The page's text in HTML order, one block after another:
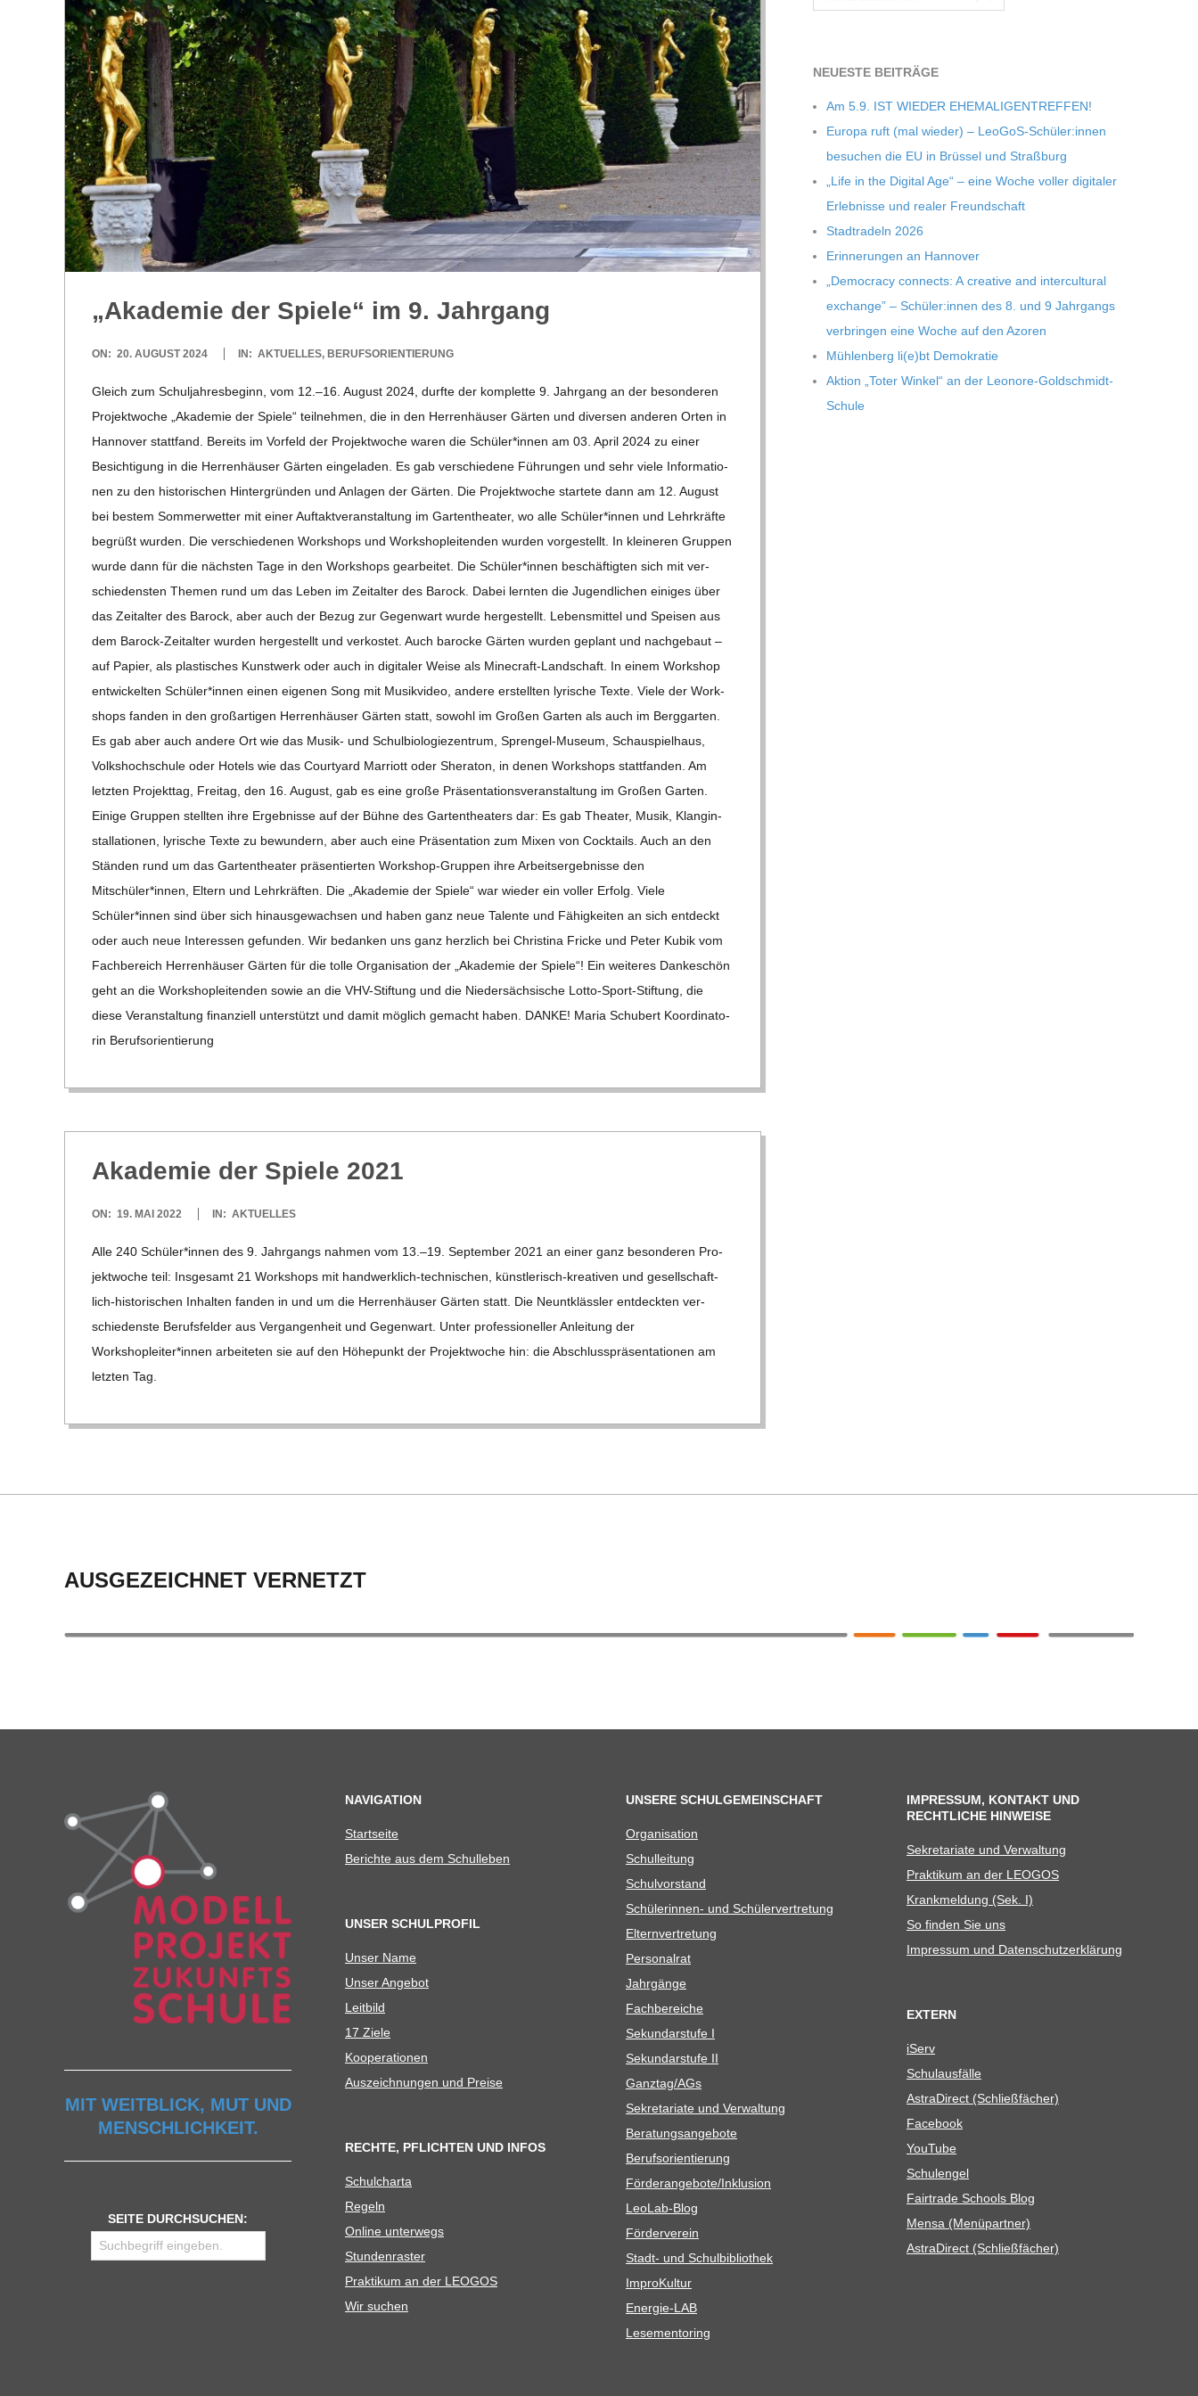
R
E
-
G
O
L
D
S
C
H
M
D
T
S
C
H
U
L
E
„Aka­de­mie der Spiele“ im 9. Jahrgang
2024-
ON: 20. AUGUST 2024 IN: AKTUELLES, BERUFSORIENTIERUNG
Gleich zum Schul­jah­res­be­ginn, vom 12.–16. August 2024, durfte der kom­plette 9. Jahr­gang an der beson­de­ren
Pro­jekt­wo­che „Aka­de­mie der Spiele“ teil­neh­men, die in den Her­ren­häu­ser Gär­ten und diver­sen ande­ren Orten in
Han­no­ver statt­fand. Bereits im Vor­feld der Pro­jekt­wo­che waren die Schüler*innen am 03. April 2024 zu einer
Besich­ti­gung in die Her­ren­häu­ser Gär­ten ein­ge­la­den. Es gab ver­schie­dene Füh­run­gen und sehr viele Infor­ma­tio­
nen zu den his­to­ri­schen Hin­ter­grün­den und Anla­gen der Gär­ten. Die Pro­jekt­wo­che star­tete dann am 12. August
bei bes­tem Som­mer­wet­ter mit einer Auf­takt­ver­an­stal­tung im Gar­ten­thea­ter, wo alle Schüler*innen und Lehr­kräfte
begrüßt wur­den. Die ver­schie­de­nen Work­shops und Work­shop­lei­ten­den wur­den vor­ge­stellt. In klei­ne­ren Grup­pen
wurde dann für die nächs­ten Tage in den Work­shops gear­bei­tet. Die Schüler*innen beschäf­tig­ten sich mit ver­
schie­dens­ten The­men rund um das Leben im Zeit­al­ter des Barock. Dabei lern­ten die Jugend­li­chen eini­ges über
das Zeit­al­ter des Barock, aber auch der Bezug zur Gegen­wart wurde her­ge­stellt. Lebens­mit­tel und Spei­sen aus
dem Barock-Zei­t­al­­ter wur­den her­ge­stellt und ver­kos­tet. Auch baro­cke Gär­ten wur­den geplant und nach­ge­baut –
auf Papier, als plas­ti­sches Kunst­werk oder auch in digi­ta­ler Weise als Mine­­craft-Lan­d­­schaft. In einem Work­shop
ent­wi­ckel­ten Schüler*innen einen eige­nen Song mit Musik­vi­deo, andere erstell­ten lyri­sche Texte. Viele der Work­
shops fan­den in den groß­ar­ti­gen Her­ren­häu­ser Gär­ten statt, sowohl im Gro­ßen Gar­ten als auch im Berg­gar­ten.
Es gab aber auch andere Ort wie das Musik- und Schul­bio­lo­gie­zen­trum, Spren­­gel-Museum, Schau­spiel­haus,
Volks­hoch­schule oder Hotels wie das Cour­ty­ard Mar­riott oder She­ra­ton, in denen Work­shops statt­fan­den. Am
letz­ten Pro­jekt­tag, Frei­tag, den 16. August, gab es eine große Prä­sen­ta­ti­ons­ver­an­stal­tung im Gro­ßen Gar­ten.
Einige Grup­pen stell­ten ihre Ergeb­nisse auf der Bühne des Gar­ten­thea­ters dar: Es gab Thea­ter, Musik, Klang­in­
stal­la­tio­nen, lyri­sche Texte zu bewun­dern, aber auch eine Prä­sen­ta­tion zum Mixen von Cock­tails. Auch an den
Stän­den rund um das Gar­ten­thea­ter prä­sen­tier­ten Work­­shop-Grup­­pen ihre Arbeits­er­geb­nisse den
Mitschüler*innen, Eltern und Lehr­kräf­ten. Die „Aka­de­mie der Spiele“ war wie­der ein vol­ler Erfolg. Viele
Schüler*innen sind über sich hin­aus­ge­wach­sen und haben ganz neue Talente und Fähig­kei­ten an sich ent­deckt
oder auch neue Inter­es­sen gefun­den. Wir bedan­ken uns ganz herz­lich bei Chris­tina Fri­cke und Peter Kubik vom
Fach­be­reich Her­ren­häu­ser Gär­ten für die tolle Orga­ni­sa­tion der „Aka­de­mie der Spiele“! Ein wei­te­res Dan­ke­schön
geht an die Work­shop­lei­ten­den sowie an die VHV-Stif­­tung und die Nie­der­säch­si­sche Lotto-Sport-Stif­­tung, die
diese Ver­an­stal­tung finan­zi­ell unter­stützt und damit mög­lich gemacht haben. DANKE! Maria Schu­bert Koor­di­na­to­
rin Berufs­ori­en­tie­rung
Aka­de­mie der Spiele 2021
2022-
ON: 19. MAI 2022 IN: AKTUELLES
Alle 240 Schüler*innen des 9. Jahr­gangs nah­men vom 13.–19. Sep­tem­ber 2021 an einer ganz beson­de­ren Pro­
jekt­wo­che teil: Ins­ge­samt 21 Work­shops mit han­d­­wer­k­­lich-tech­­ni­­schen, küns­t­­le­risch-kre­a­­ti­­ven und gesel­l­­schaf­t­­
lich-his­­to­ri­­schen Inhal­ten fan­den in und um die Her­ren­häu­ser Gär­ten statt. Die Neunt­kläss­ler ent­deck­ten ver­
schie­denste Berufs­fel­der aus Ver­gan­gen­heit und Gegen­wart. Unter pro­fes­sio­nel­ler Anlei­tung der
Workshopleiter*innen arbei­te­ten sie auf den Höhe­punkt der Pro­jekt­wo­che hin: die Abschluss­prä­sen­ta­tio­nen am
letz­ten Tag.
NEU­ESTE BEITRÄGE
Am 5.9. IST WIEDER EHEMALIGENTREFFEN!
Europa ruft (mal wie­der) – LeoGoS-Schüler:innen
besu­chen die EU in Brüs­sel und Straßburg
„Life in the Digi­tal Age“ – eine Woche vol­ler digi­ta­ler
Erleb­nisse und rea­ler Freundschaft
Stadt­ra­deln 2026
Erin­ne­run­gen an Hannover
„Demo­cracy con­nects: A crea­tive and inter­cul­tu­ral
exch­ange” – Schüler:innen des 8. und 9 Jahr­gangs
ver­brin­gen eine Woche auf den Azoren
Müh­len­berg li(e)bt Demokratie
Aktion „Toter Win­kel“ an der Leonore-Goldschmidt-
Schule
AUSGEZEICHNET VERNETZT
MIT WEITBLICK, MUT UND
MENSCHLICHKEIT.
SEITE DURCHSUCHEN:
NAVIGATION
Start­seite
Berichte aus dem Schulleben
UNSER SCHULPROFIL
Unser Name
Unser Ange­bot
Leit­bild
17 Ziele
Koope­ra­tio­nen
Aus­zeich­nun­gen und Preise
RECHTE, PFLICHTEN UND INFOS
Schul­charta
Regeln
Online unter­wegs
Stun­den­ras­ter
Prak­ti­kum an der LEOGOS
Wir suchen
UNSERE SCHULGEMEINSCHAFT
Orga­ni­sa­tion
Schul­lei­tung
Schul­vor­stand
Schü­le­rin­nen- und Schülervertretung
Eltern­ver­tre­tung
Per­so­nal­rat
Jahr­gänge
Fach­be­rei­che
Sekun­dar­stufe I
Sekun­dar­stufe II
Ganztag/​​AGs
Sekre­ta­riate und Verwaltung
Bera­tungs­an­ge­bote
Berufs­ori­en­tie­rung
Förderangebote/​​Inklusion
Leo­Lab-Blog
För­der­ver­ein
Stadt- und Schulbibliothek
Impro­Kul­tur
Ener­­gie-LAB
Lese­men­to­ring
IMPRESSUM, KONTAKT UND
RECHTLICHE HINWEISE
Sekre­ta­riate und Verwaltung
Prak­ti­kum an der LEOGOS
Krank­mel­dung (Sek. I)
So fin­den Sie uns
Impres­sum und Datenschutzerklärung
EXTERN
iServ
Schul­aus­fälle
Astra­Di­rect (Schließ­fä­cher)
Face­book
You­Tube
Schul­en­gel
Fair­trade Schools Blog
Mensa (Menü­part­ner)
Astra­Di­rect (Schließ­fä­cher)